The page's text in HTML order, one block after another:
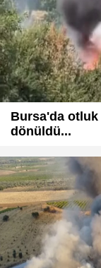
Bursa'da otluk
dönüldü...